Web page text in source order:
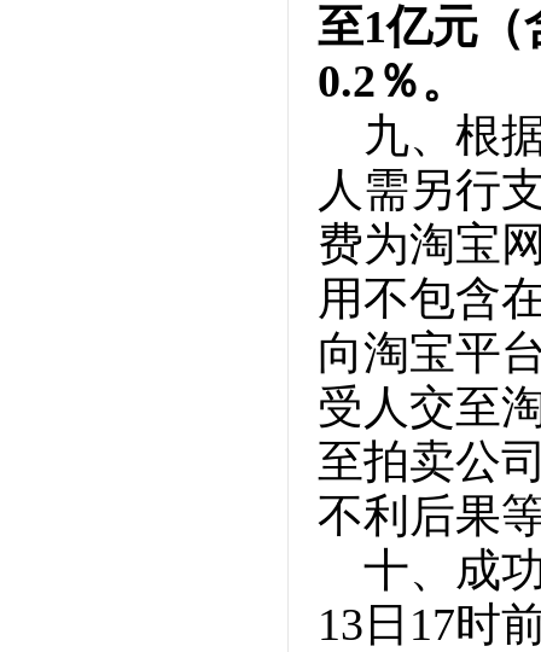
至1亿元（
0.2％。
九、根
人需另行
费为淘宝
用不包含
向淘宝平
受人交至
至拍卖公
不利后果
十、成
13日17时